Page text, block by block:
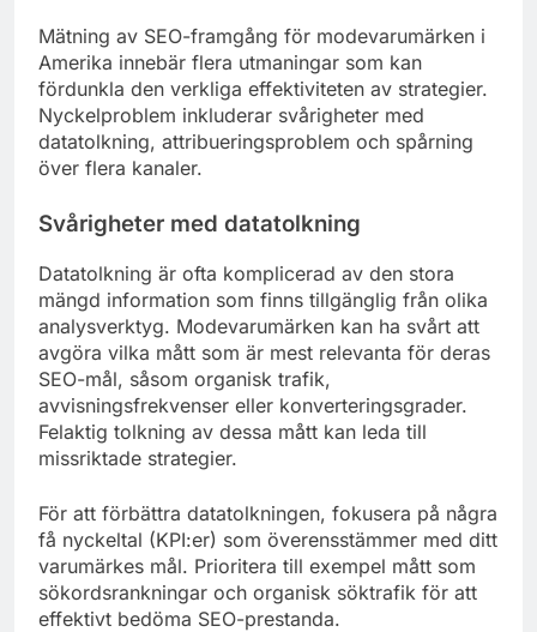
Mätning av SEO-framgång för modevarumärken i
Amerika innebär flera utmaningar som kan
fördunkla den verkliga effektiviteten av strategier.
Nyckelproblem inkluderar svårigheter med
datatolkning, attribueringsproblem och spårning
över flera kanaler.
Svårigheter med datatolkning
Datatolkning är ofta komplicerad av den stora
mängd information som finns tillgänglig från olika
analysverktyg. Modevarumärken kan ha svårt att
avgöra vilka mått som är mest relevanta för deras
SEO-mål, såsom organisk trafik,
avvisningsfrekvenser eller konverteringsgrader.
Felaktig tolkning av dessa mått kan leda till
missriktade strategier.
För att förbättra datatolkningen, fokusera på några
få nyckeltal (KPI:er) som överensstämmer med ditt
varumärkes mål. Prioritera till exempel mått som
sökordsrankningar och organisk söktrafik för att
effektivt bedöma SEO-prestanda.